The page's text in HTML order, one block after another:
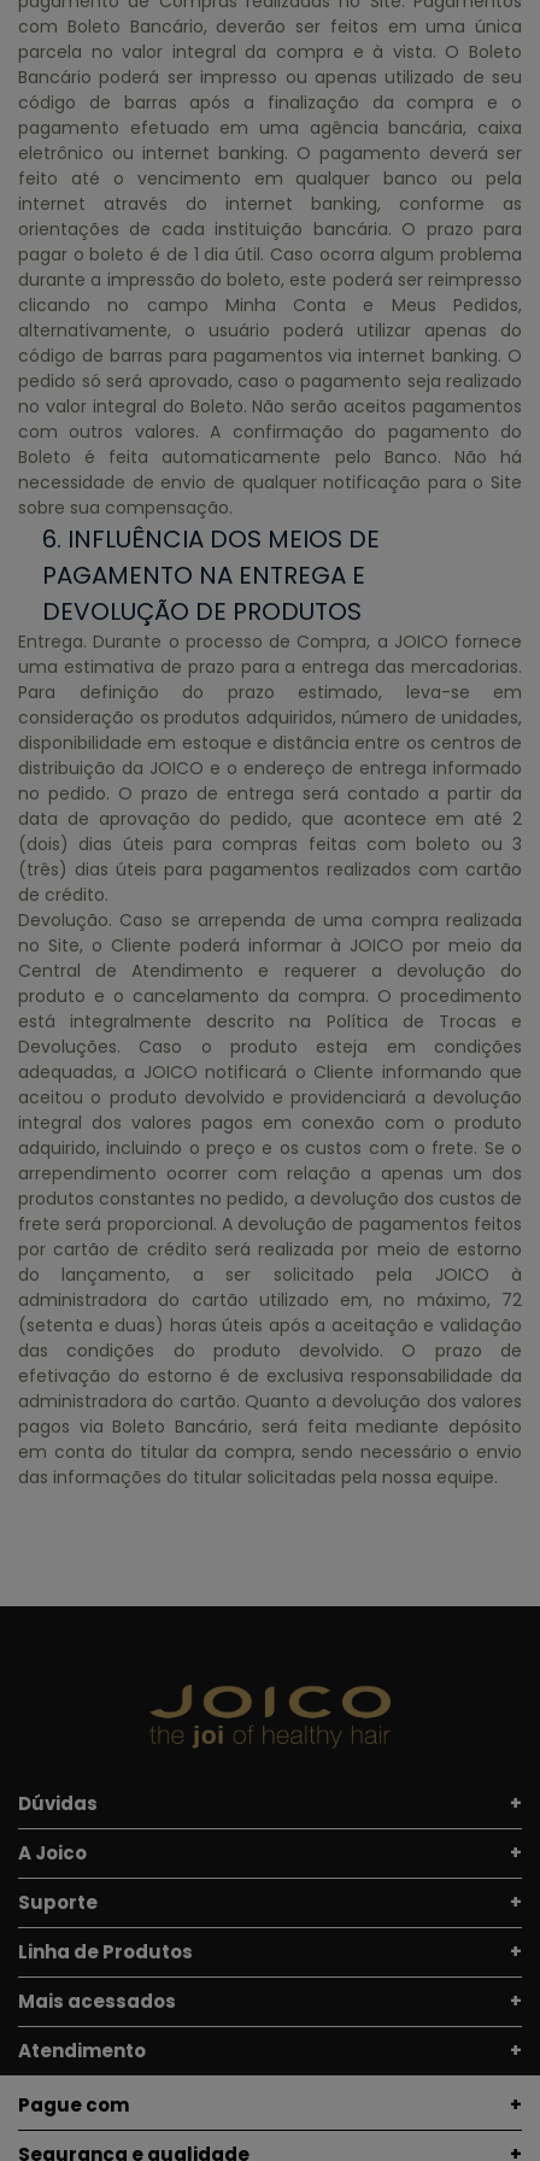
com Boleto Bancário, deverão ser feitos em uma única
parcela no valor integral da compra e à vista. O Boleto
Bancário poderá ser impresso ou apenas utilizado de seu
código de barras após a finalização da compra e o
pagamento efetuado em uma agência bancária, caixa
eletrônico ou internet banking. O pagamento deverá ser
feito até o vencimento em qualquer banco ou pela
internet através do internet banking, conforme as
orientações de cada instituição bancária. O prazo para
pagar o boleto é de 1 dia útil. Caso ocorra algum problema
durante a impressão do boleto, este poderá ser reimpresso
clicando no campo Minha Conta e Meus Pedidos,
alternativamente, o usuário poderá utilizar apenas do
código de barras para pagamentos via internet banking. O
pedido só será aprovado, caso o pagamento seja realizado
no valor integral do Boleto. Não serão aceitos pagamentos
com outros valores. A confirmação do pagamento do
Boleto é feita automaticamente pelo Banco. Não há
necessidade de envio de qualquer notificação para o Site
sobre sua compensação.
6. INFLUÊNCIA DOS MEIOS DE
PAGAMENTO NA ENTREGA E
DEVOLUÇÃO DE PRODUTOS
Entrega. Durante o processo de Compra, a JOICO fornece
uma estimativa de prazo para a entrega das mercadorias.
Para definição do prazo estimado, leva-se em
consideração os produtos adquiridos, número de unidades,
disponibilidade em estoque e distância entre os centros de
distribuição da JOICO e o endereço de entrega informado
no pedido. O prazo de entrega será contado a partir da
data de aprovação do pedido, que acontece em até 2
(dois) dias úteis para compras feitas com boleto ou 3
(três) dias úteis para pagamentos realizados com cartão
de crédito.
Devolução. Caso se arrependa de uma compra realizada
no Site, o Cliente poderá informar à JOICO por meio da
Central de Atendimento e requerer a devolução do
produto e o cancelamento da compra. O procedimento
está integralmente descrito na Política de Trocas e
Devoluções. Caso o produto esteja em condições
adequadas, a JOICO notificará o Cliente informando que
aceitou o produto devolvido e providenciará a devolução
integral dos valores pagos em conexão com o produto
adquirido, incluindo o preço e os custos com o frete. Se o
arrependimento ocorrer com relação a apenas um dos
produtos constantes no pedido, a devolução dos custos de
frete será proporcional. A devolução de pagamentos feitos
por cartão de crédito será realizada por meio de estorno
do lançamento, a ser solicitado pela JOICO à
administradora do cartão utilizado em, no máximo, 72
(setenta e duas) horas úteis após a aceitação e validação
das condições do produto devolvido. O prazo de
efetivação do estorno é de exclusiva responsabilidade da
administradora do cartão. Quanto a devolução dos valores
pagos via Boleto Bancário, será feita mediante depósito
em conta do titular da compra, sendo necessário o envio
das informações do titular solicitadas pela nossa equipe.
Dúvidas
A Joico
Suporte
Linha de Produtos
Mais acessados
Atendimento
Pague com
Segurança e qualidade